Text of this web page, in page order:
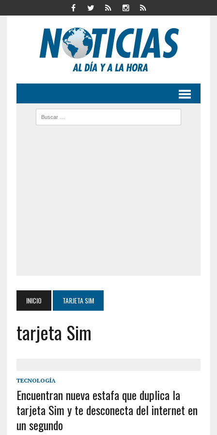
INICIO TARJETA SIM
tarjeta Sim
TECNOLOGÍA
Encuentran nueva estafa que duplica la
tarjeta Sim y te desconecta del internet en
un segundo